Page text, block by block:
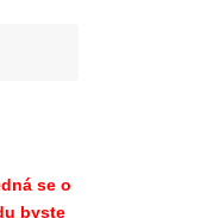
se o
byste